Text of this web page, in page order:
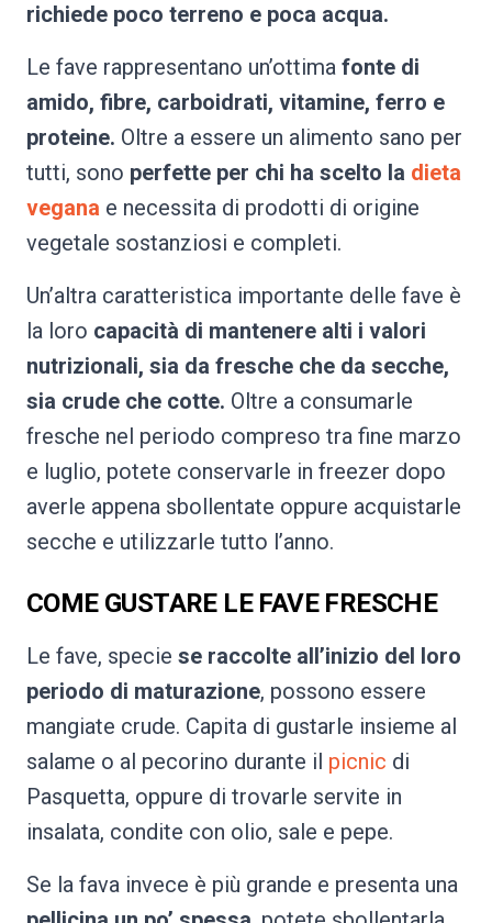
richiede poco terreno e poca acqua.
Le fave rappresentano un’ottima fonte di
amido, fibre, carboidrati, vitamine, ferro e
proteine. Oltre a essere un alimento sano per
tutti, sono perfette per chi ha scelto la dieta
vegana e necessita di prodotti di origine
vegetale sostanziosi e completi.
Un’altra caratteristica importante delle fave è
la loro capacità di mantenere alti i valori
nutrizionali, sia da fresche che da secche,
sia crude che cotte. Oltre a consumarle
fresche nel periodo compreso tra fine marzo
e luglio, potete conservarle in freezer dopo
averle appena sbollentate oppure acquistarle
secche e utilizzarle tutto l’anno.
COME GUSTARE LE FAVE FRESCHE
Le fave, specie se raccolte all’inizio del loro
periodo di maturazione, possono essere
mangiate crude. Capita di gustarle insieme al
salame o al pecorino durante il picnic di
Pasquetta, oppure di trovarle servite in
insalata, condite con olio, sale e pepe.
Se la fava invece è più grande e presenta una